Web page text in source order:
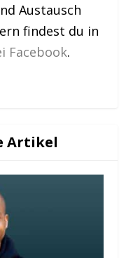
Austausch
findest du in
Facebook.
Artikel